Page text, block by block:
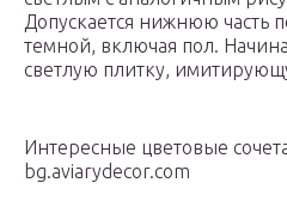
Допускается нижнюю часть
темной, включая пол.
светлую плитку,
Интересные цветовые
bg.aviarydecor.com